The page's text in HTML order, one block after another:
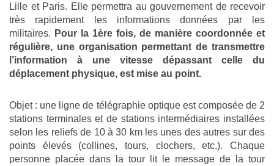
Lille et Paris. Elle permettra au gouvernement de recevoir
très rapidement les informations données par les
militaires. Pour la 1ère fois, de manière coordonnée et
régulière, une organisation permettant de transmettre
l’information à une vitesse dépassant celle du
déplacement physique, est mise au point.
Objet : une ligne de télégraphie optique est composée de 2
stations terminales et de stations intermédiaires installées
selon les reliefs de 10 à 30 km les unes des autres sur des
points élevés (collines, tours, clochers, etc.). Chaque
personne placée dans la tour lit le message de la tour